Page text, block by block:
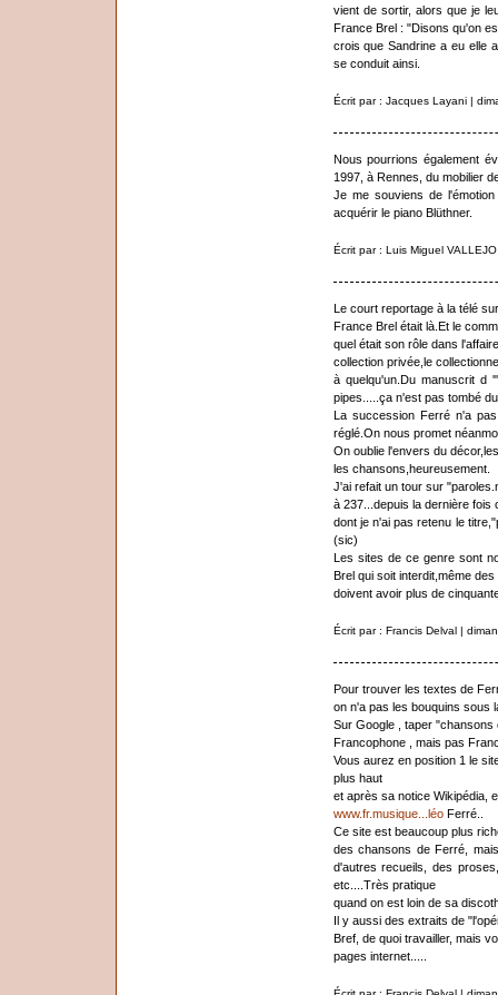
vient de sortir, alors que je
France Brel : "Disons qu'on
crois que Sandrine a eu elle
se conduit ainsi.
Écrit par : Jacques Layani |
Nous pourrions également
1997, à Rennes, du mobilier
Je me souviens de
acquérir le piano Blüthner.
Écrit par : Luis Miguel
Le court reportage à la télé
France Brel était là.Et le
quel était son rôle dans
collection privée,le
à quelqu'un.Du manuscrit d
pipes.....ça n'est pas tombé
La succession Ferré n'a
réglé.On nous promet
On oublie l'envers du
les chansons,heureusement.
J'ai refait un tour sur
à 237...depuis la dernière fois
dont je n'ai pas retenu le
(sic)
Les sites de ce genre sont
Brel qui soit interdit,même des
doivent avoir plus de
Écrit par : Francis Delval |
Pour trouver les textes de
on n'a pas les bouquins sous
Sur Google , taper
Francophone , mais pas
Vous aurez en position 1 le
plus haut
et après sa notice Wikipédia,
www.fr.musique...léoFerré..
Ce site est beaucoup plus
des chansons de Ferré,
d'autres recueils, des
etc....Très pratique
quand on est loin de sa
Il y aussi des extraits de
Bref, de quoi travailler, mais
pages internet.....